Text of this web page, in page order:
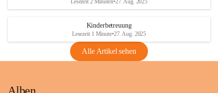
Lesezeit 2 Minuten•27. Aug. 2025
Kinderbetreuung
Lesezeit 1 Minute•27. Aug. 2025
Alle Artikel sehen